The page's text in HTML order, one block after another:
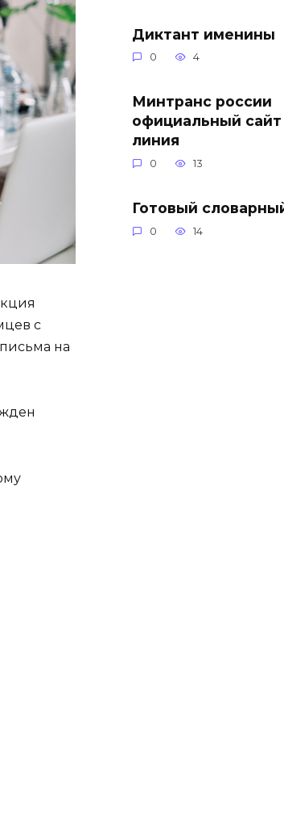
с
на
Диктант именины
0 4
Минтранс россии
официальный сайт
линия
0 13
Готовый
0 14